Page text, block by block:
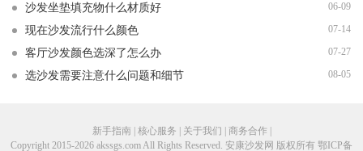
沙发坐垫填充物什么材质好 06-09
现在沙发流行什么颜色 07-14
客厅沙发颜色选深了怎么办 07-27
选沙发需要注意什么问题和细节 08-05
新手指南 | 核心服务 | 关于我们 | 商务合作 |
Copyright 2015-2026 akssgs.com All Rights Reserved. 安康沙发网 版权所有 鄂ICP备